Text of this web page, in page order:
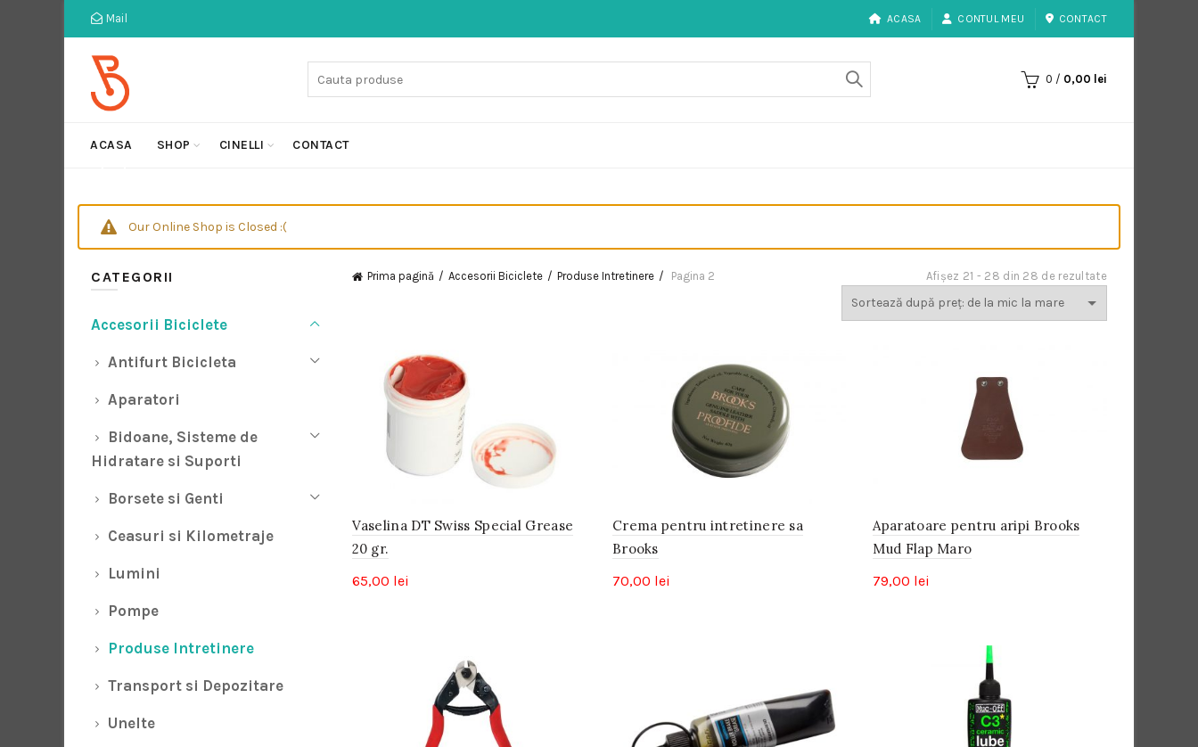
Mail ACASA CONTUL MEU CONTACT
0 / 0,00 lei
ACASA SHOP CINELLI CONTACT
Our Online Shop is Closed :(
Prima pagină Accesorii Biciclete Produse Intretinere Pagina 2 Afișez 21 - 28 din 28 de rezultate
Vaselina DT Swiss Special Grease
20 gr.
65,00 lei
Crema pentru intretinere sa
Brooks
70,00 lei
Aparatoare pentru aripi Brooks
Mud Flap Maro
79,00 lei
CATEGORII
Accesorii Biciclete
Antifurt Bicicleta
Aparatori
Bidoane, Sisteme de
Hidratare si Suporti
Borsete si Genti
Ceasuri si Kilometraje
Lumini
Pompe
Produse Intretinere
Transport si Depozitare
Unelte